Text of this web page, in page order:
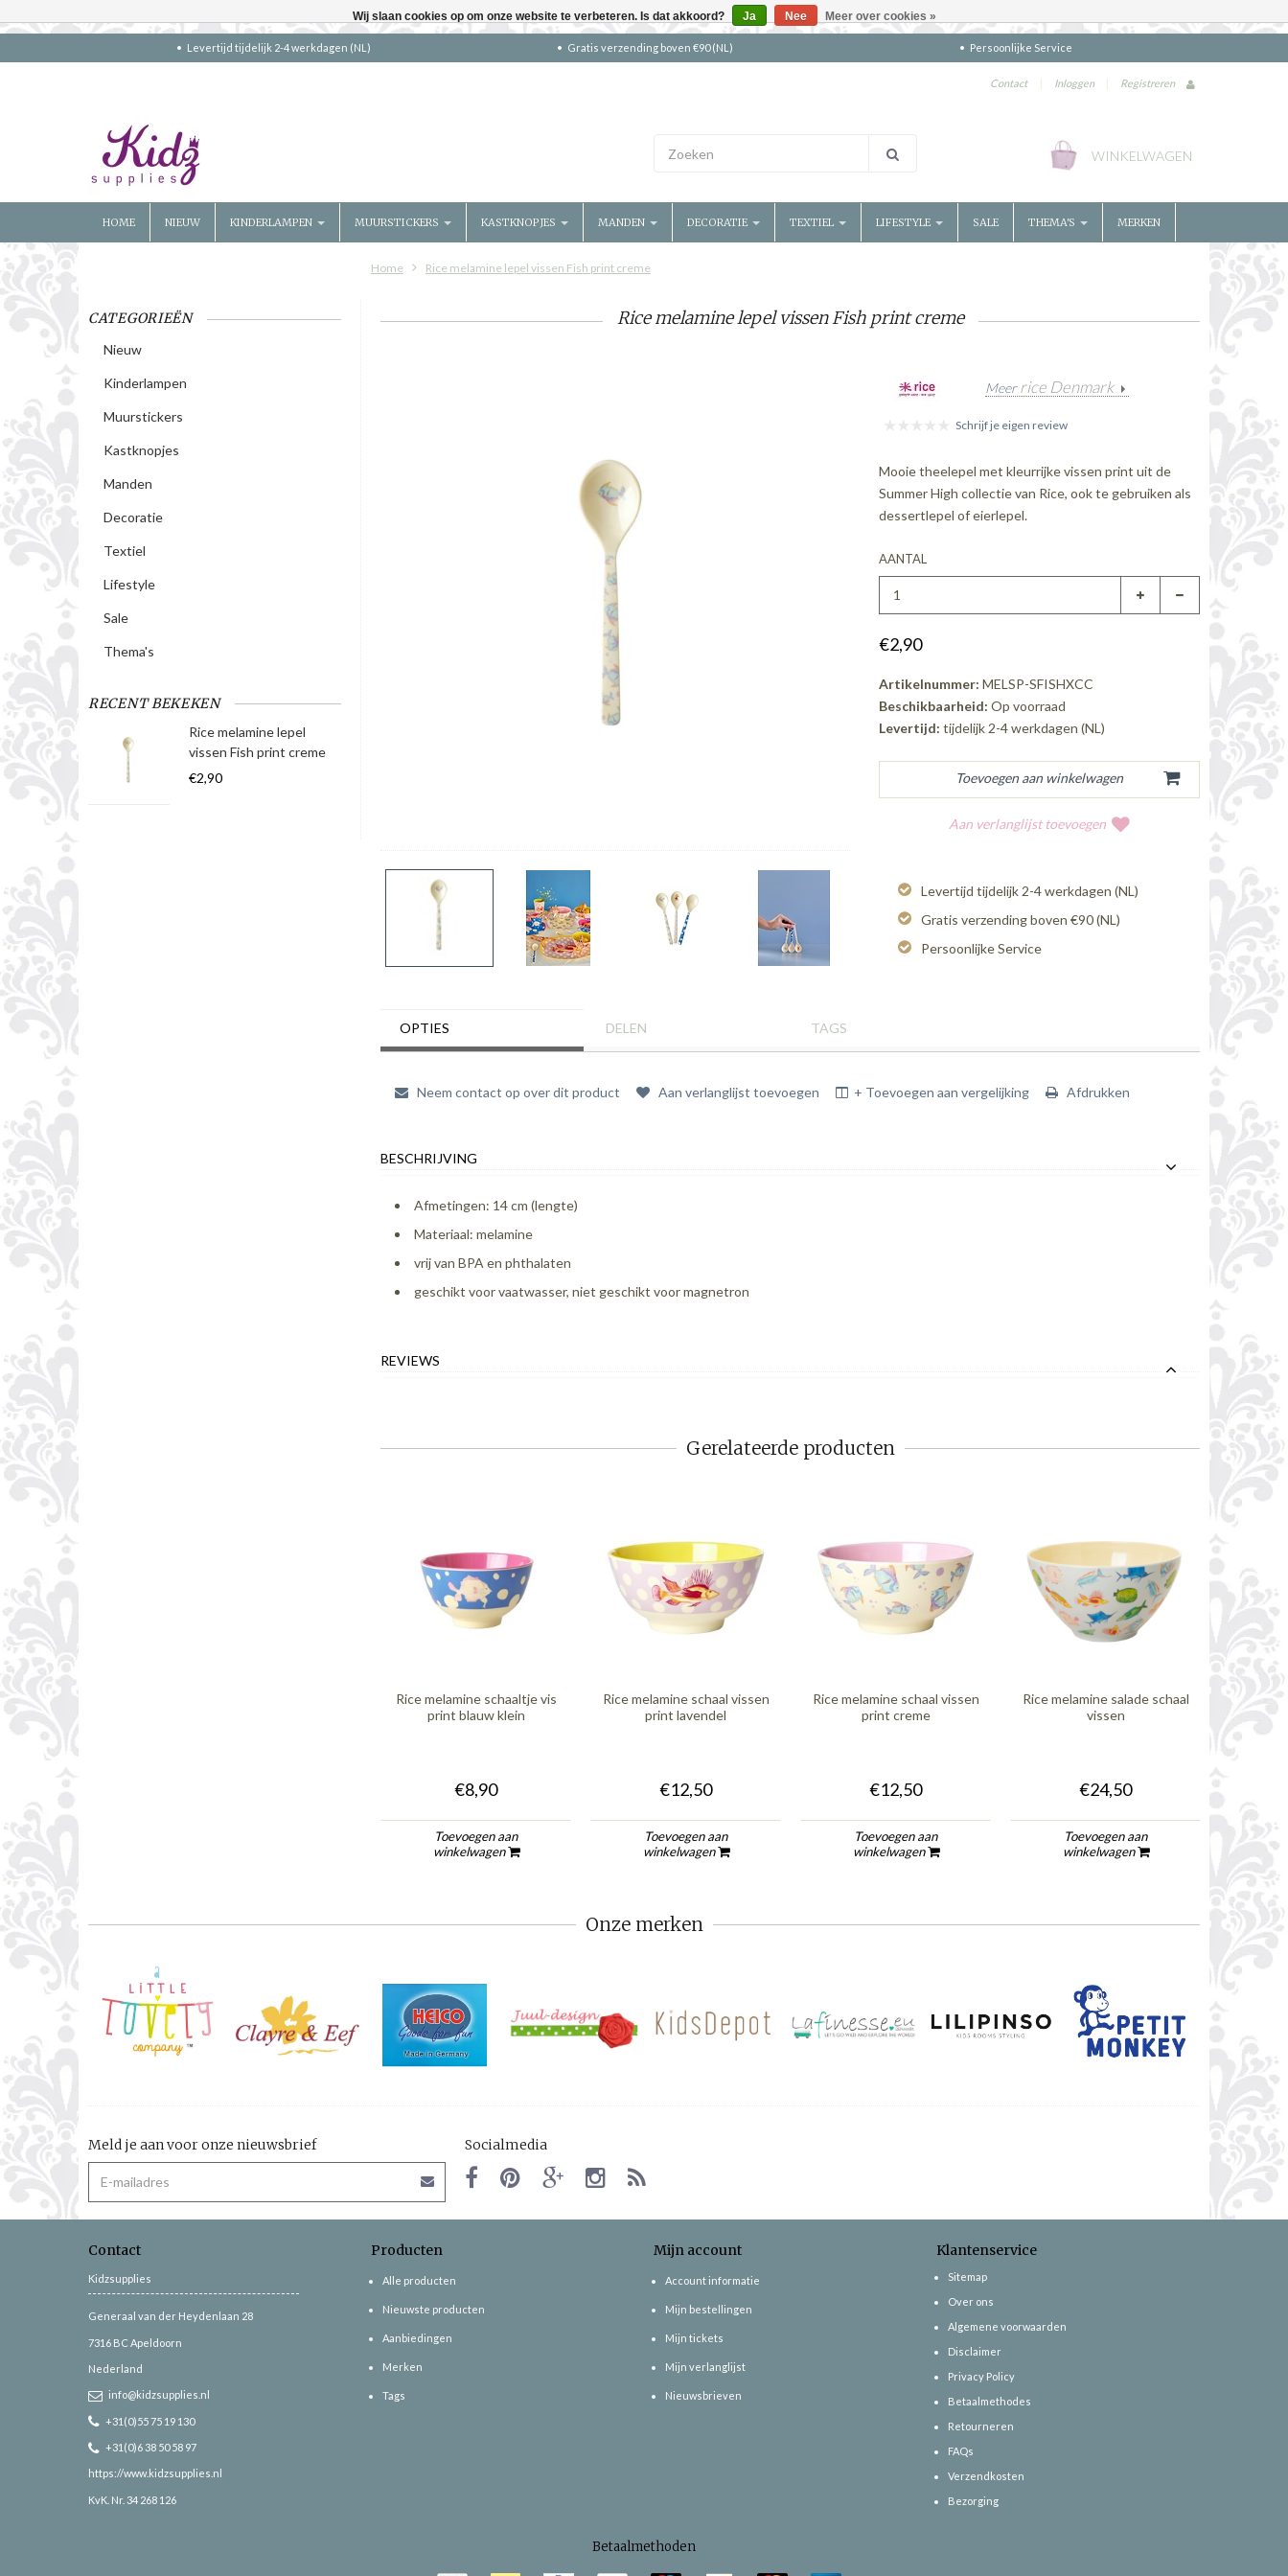
Levertijd tijdelijk 2-4 werkdagen (NL) Gratis verzending boven €90 (NL) Persoonlijke Service
Contact | Inloggen | Registreren
WINKELWAGEN
HOME NIEUW KINDERLAMPEN MUURSTICKERS KASTKNOPJES MANDEN DECORATIE TEXTIEL LIFESTYLE SALE THEMA'S MERKEN
Home Rice melamine lepel vissen Fish print creme
CATEGORIEËN
Nieuw
Kinderlampen
Muurstickers
Kastknopjes
Manden
Decoratie
Textiel
Lifestyle
Sale
Thema's
RECENT BEKEKEN
Rice melamine lepel
vissen Fish print creme
€2,90
Rice melamine lepel vissen Fish print creme
Meerrice Denmark
Schrijf je eigen review
Mooie theelepel met kleurrijke vissen print uit de
Summer High collectie van Rice, ook te gebruiken als
dessertlepel of eierlepel.
AANTAL
€2,90
Artikelnummer: MELSP-SFISHXCC
Beschikbaarheid: Op voorraad
Levertijd: tijdelijk 2-4 werkdagen (NL)
Aan verlanglijst toevoegen
Levertijd tijdelijk 2-4 werkdagen (NL)
Gratis verzending boven €90 (NL)
Persoonlijke Service
OPTIES DELEN TAGS
Neem contact op over dit product Aan verlanglijst toevoegen + Toevoegen aan vergelijking Afdrukken
BESCHRIJVING
Afmetingen: 14 cm (lengte)
Materiaal: melamine
vrij van BPA en phthalaten
geschikt voor vaatwasser, niet geschikt voor magnetron
REVIEWS
Gerelateerde producten
Rice melamine schaaltje vis
print blauw klein
€8,90
Toevoegen aan
winkelwagen
Rice melamine schaal vissen
print lavendel
€12,50
Toevoegen aan
winkelwagen
Rice melamine schaal vissen
print creme
€12,50
Toevoegen aan
winkelwagen
Rice melamine salade schaal
vissen
€24,50
Toevoegen aan
winkelwagen
Rice
Onze merken
Meld je aan voor onze nieuwsbrief Socialmedia
Contact
Kidzsupplies
Generaal van der Heydenlaan 28
7316 BC Apeldoorn
Nederland
info@kidzsupplies.nl
+31(0)55 75 19 130
+31(0)6 38 50 58 97
https://www.kidzsupplies.nl
KvK. Nr. 34 268 126
Producten
Alle producten
Nieuwste producten
Aanbiedingen
Merken
Tags
Mijn account
Account informatie
Mijn bestellingen
Mijn tickets
Mijn verlanglijst
Nieuwsbrieven
Klantenservice
Sitemap
Over ons
Algemene voorwaarden
Disclaimer
Privacy Policy
Betaalmethodes
Retourneren
FAQs
Verzendkosten
Bezorging
Betaalmethoden
Wij slaan cookies op om onze website te verbeteren. Is dat akkoord? Ja Nee Meer over cookies »